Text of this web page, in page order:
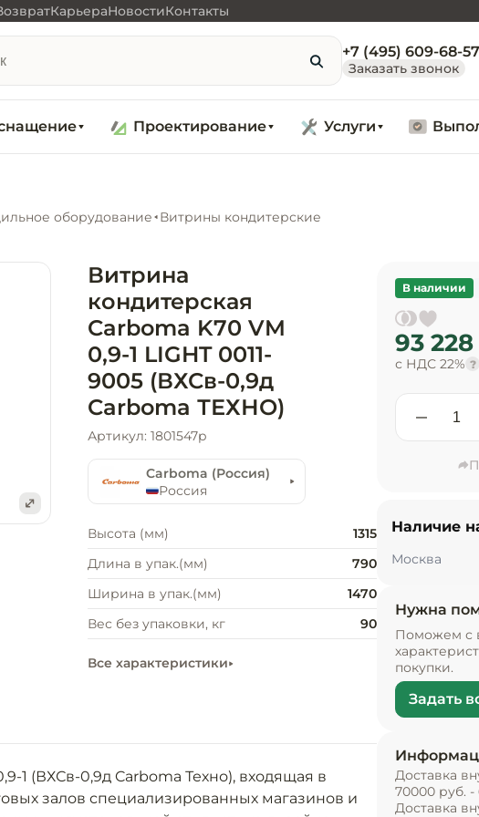
КарьераНовостиКонтакты
+7 (495) 609-68-57
Заказать звонок
Проектирование Услуги
оборудование Витрины кондитерские
Витрина
кондитерская
Carboma K70 VM
0,9-1 LIGHT 0011-
9005 (ВХСв-0,9д
Carboma ТЕХНО)
Артикул: 1801547p
Carboma (Россия)
Россия
Высота (мм)
1315
Длина в упак.(мм)
790
Ширина в упак.(мм)
1470
Вес без упаковки, кг
90
Все характеристики
1 (ВХСв-0,9д Carboma Техно), входящая в
залов специализированных магазинов и
93
с НДС 22% ?
В наличии
Наличие
Москва
Нужна
Поможем с
покупки.
Задать
Доставка
70000 руб. -
Доставка